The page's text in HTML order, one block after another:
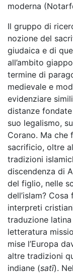
moderna
Il gruppo di
nozione del
giudaica e di
all’ambito
termine di
medievale e
evidenziare
distanze fondate
suo legalismo,
Corano. Ma che
sacrificio, oltre
tradizioni
discendenza di
del figlio, nelle
dell’islam?
interpreti
traduzione
letteratura
mise l’Europa
altre tradizioni
indiane (satī).